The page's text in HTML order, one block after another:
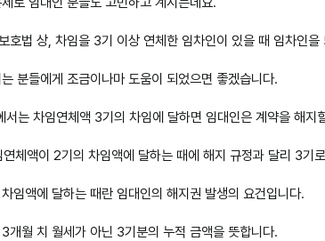
호법 상, 차임을 3기 이상 연체한 임차인이 있을 때 임차인
분들에게 조금이나마 도움이 되었으면 좋겠습니다.
서는 차임연체액 3기의 차임에 달하면 임대인은 계약을 해지
체액이 2기의 차임액에 달하는 때에 해지 규정과 달리 3기
임액에 달하는 때란 임대인의 해지권 발생의 요건입니다.
개월 치 월세가 아닌 3기분의 누적 금액을 뜻합니다.